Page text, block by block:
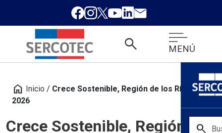
search MENÚ
search
home Inicio / Crece Sostenible, Región de los Ríos
2026
Crece Sostenible, Región de